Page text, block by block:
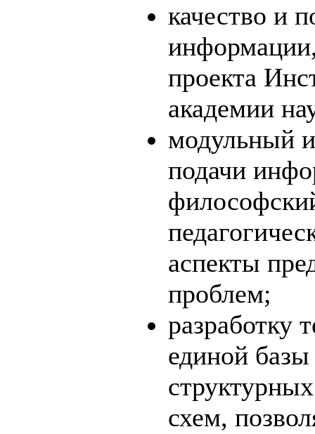
качество и
проекта
академии
модульный
подачи
аспекты
проблем;
разработку
единой
схем,